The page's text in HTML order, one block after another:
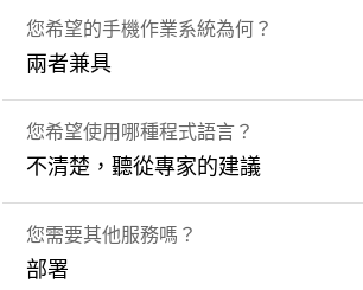
您希望的手機作業系統為何？
兩者兼具
您希望使用哪種程式語言？
不清楚，聽從專家的建議
您需要其他服務嗎？
部署